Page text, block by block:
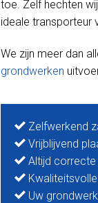
toe. Zelf hechten
ideale transporteur
We zijn meer dan
grondwerken
Zelfwerkend
Vrijblijvend
Altijd correcte
Uw